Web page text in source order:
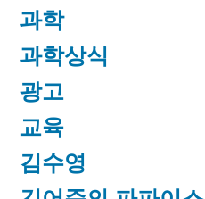
과학
과학상식
광고
교육
김수영